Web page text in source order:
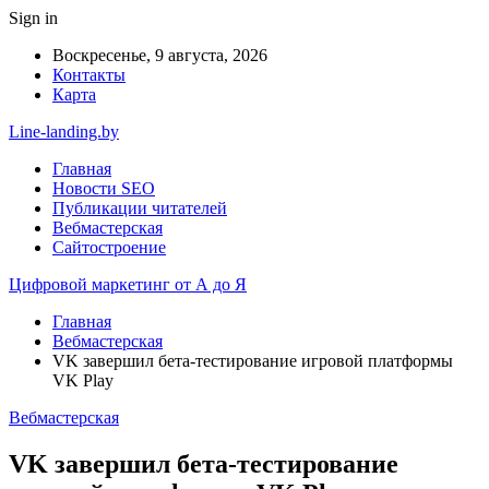
Sign in
Воскресенье, 9 августа, 2026
Контакты
Карта
Line-landing.by
Главная
Новости SEO
Публикации читателей
Вебмастерская
Сайтостроение
Цифровой маркетинг от А до Я
Главная
Вебмастерская
VK завершил бета-тестирование игровой платформы
VK Play
Вебмастерская
VK завершил бета-тестирование